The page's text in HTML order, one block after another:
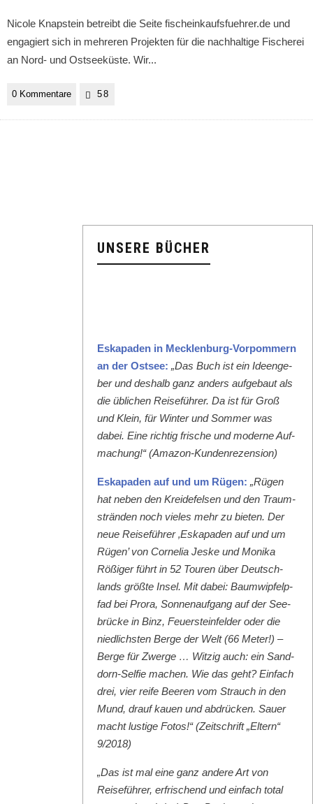
Nicole Knapstein betreibt die Seite fischeinkaufsfuehrer.de und
engagiert sich in mehreren Projekten für die nachhaltige Fischerei
an Nord- und Ostseeküste. Wir...
0 Kommentare 58
UNSERE BÜCHER
Eska­paden in Meck­len­burg-Vor­pom­mern
an der Ost­see: „Das Buch ist ein Ideenge­
ber und deshalb ganz anders aufge­baut als
die üblichen Reise­führer. Da ist für Groß
und Klein, für Win­ter und Som­mer was
dabei. Eine richtig frische und mod­erne Auf­
machung!“ (Ama­zon-Kun­den­rezen­sion)
Eska­paden auf und um Rügen: „Rügen
hat neben den Krei­de­felsen und den Traum­
strän­den noch vieles mehr zu bieten. Der
neue Reise­führer ‚Eska­paden auf und um
Rügen’ von Cor­nelia Jeske und Moni­ka
Rößiger führt in 52 Touren über Deutsch­
lands größte Insel. Mit dabei: Baumwipfelp­
fad bei Pro­ra, Son­nenauf­gang auf der See­
brücke in Binz, Feuer­ste­in­felder oder die
niedlich­sten Berge der Welt (66 Meter!) –
Berge für Zwerge … Witzig auch: ein Sand­
dorn-Self­ie machen. Wie das geht? Ein­fach
drei, vier reife Beeren vom Strauch in den
Mund, drauf kauen und abdrück­en. Sauer
macht lustige Fotos!“ (Zeitschrift „Eltern“
9/2018)
„Das ist mal eine ganz andere Art von
Reise­führer, erfrischend und ein­fach total